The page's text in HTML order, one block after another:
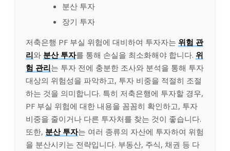
분산 투자
장기 투자
저축은행 PF 부실 위험에 대비하여 투자자는 위험 관
리와 분산 투자를 통해 손실을 최소화해야 합니다. 위
험 관리는 투자 전에 충분한 조사와 분석을 통해 투자
대상의 위험성을 파악하고, 투자 비중을 적절히 조절
하는 것을 의미합니다. 특히 저축은행에 투자할 경우,
PF 부실 위험에 대한 내용을 꼼꼼히 확인하고, 투자
비중을 줄이거나 다른 투자처를 찾는 것이 좋습니다.
또한, 분산 투자는 여러 종류의 자산에 투자하여 위험
을 분산시키는 전략입니다. 부동산, 주식, 채권 등 다